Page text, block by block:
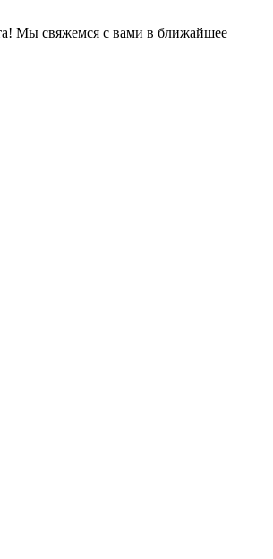
Мы свяжемся с вами в ближайшее